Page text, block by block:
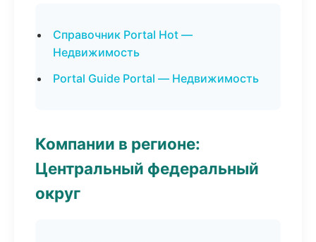
Справочник Portal Hot —
Недвижимость
Portal Guide Portal — Недвижимость
Компании в регионе:
Центральный федеральный
округ